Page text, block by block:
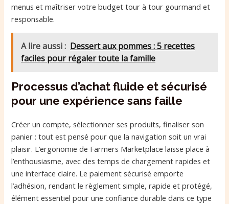
menus et maîtriser votre budget tour à tour gourmand et
responsable.
A lire aussi : Dessert aux pommes : 5 recettes
faciles pour régaler toute la famille
Processus d’achat fluide et sécurisé
pour une expérience sans faille
Créer un compte, sélectionner ses produits, finaliser son
panier : tout est pensé pour que la navigation soit un vrai
plaisir. L’ergonomie de Farmers Marketplace laisse place à
l’enthousiasme, avec des temps de chargement rapides et
une interface claire. Le paiement sécurisé emporte
l’adhésion, rendant le règlement simple, rapide et protégé,
élément essentiel pour une confiance durable dans ce type